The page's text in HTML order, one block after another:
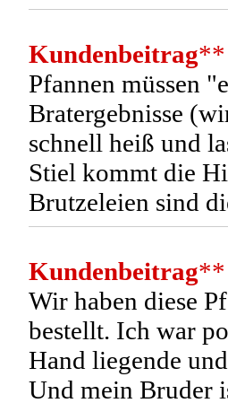
Kundenbeitrag**
Pfannen müssen
Bratergebnisse
schnell heiß und
Stiel kommt die
Brutzeleien sind
Kundenbeitrag**
Wir haben diese
bestellt. Ich war
Hand liegende
Und mein Bruder